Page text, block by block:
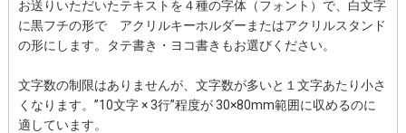
お送りいただいたテキストを４種の字体（フォント）で、白文字
に黒フチの形で アクリルキーホルダーまたはアクリルスタンド
の形にします。タテ書き・ヨコ書きもお選びください。
文字数の制限はありませんが、文字数が多いと１文字あたり小さ
くなります。”10文字 × 3行”程度が 30×80mm範囲に収めるのに
適しています。